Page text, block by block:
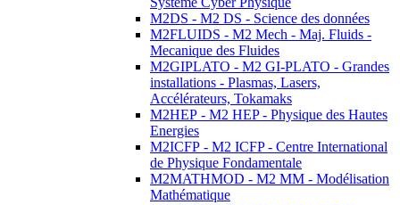
M2DS - M2 DS - Science des données
M2FLUIDS - M2 Mech - Maj. Fluids -
Mecanique des Fluides
M2GIPLATO - M2 GI-PLATO - Grandes
installations - Plasmas, Lasers,
Accélérateurs, Tokamaks
M2HEP - M2 HEP - Physique des Hautes
Energies
M2ICFP - M2 ICFP - Centre International
de Physique Fondamentale
M2MATHMOD - M2 MM - Modélisation
Mathématique